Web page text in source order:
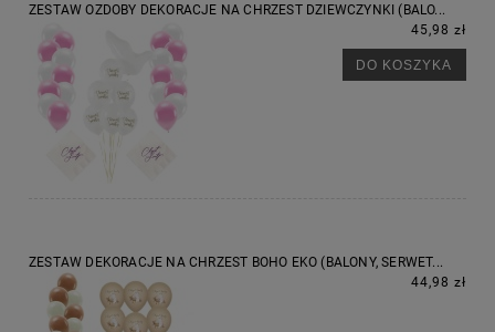
ZESTAW OZDOBY DEKORACJE NA CHRZEST DZIEWCZYNKI (BALO...
45,98 zł
DO KOSZYKA
ZESTAW DEKORACJE NA CHRZEST BOHO EKO (BALONY, SERWET...
44,98 zł